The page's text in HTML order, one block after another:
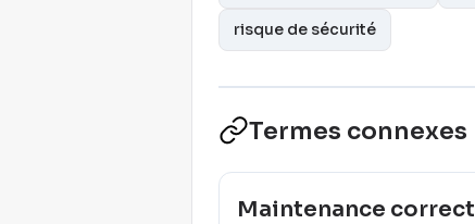
risque de sécurité
Termes connexes
Maintenance